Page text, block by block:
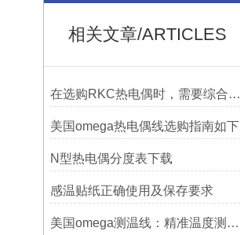
相关文章/ARTICLES
在选购RKC热电偶时，需要综合考虑多个因素
美国omega热电偶线选购指南如下
N型热电偶分度表下载
感温贴纸正确使用及保存要求
美国omega测温线：精准温度测量的可靠选择